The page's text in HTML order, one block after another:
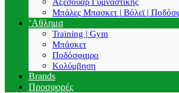
Μπάλες Μπασκετ | Βόλεϊ |
‘Αθλημα
Training | Gym
Μπάσκετ
Ποδόσφαιρο
Κολύμβηση
Brands
Προσφορές